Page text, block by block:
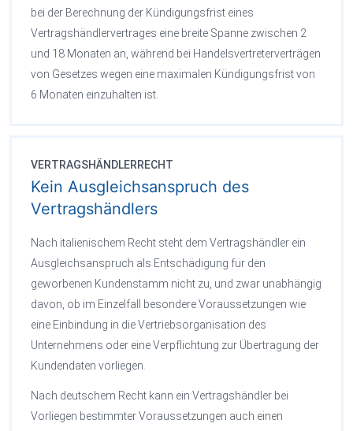
bei der Berechnung der Kündigungsfrist eines
Vertragshändlervertrages eine breite Spanne zwischen 2
und 18 Monaten an, während bei Handelsvertreterverträgen
von Gesetzes wegen eine maximalen Kündigungsfrist von
6 Monaten einzuhalten ist.
VERTRAGSHÄNDLERRECHT
Kein Ausgleichsanspruch des
Vertragshändlers
Nach italienischem Recht steht dem Vertragshändler ein
Ausgleichsanspruch als Entschädigung für den
geworbenen Kundenstamm nicht zu, und zwar unabhängig
davon, ob im Einzelfall besondere Voraussetzungen wie
eine Einbindung in die Vertriebsorganisation des
Unternehmens oder eine Verpflichtung zur Übertragung der
Kundendaten vorliegen.
Nach deutschem Recht kann ein Vertragshändler bei
Vorliegen bestimmter Voraussetzungen auch einen